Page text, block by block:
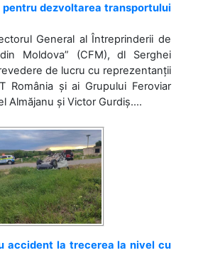
pentru dezvoltarea transportului
General al Întreprinderii de
Moldova” (CFM), dl Serghei
de lucru cu reprezentanții
România și ai Grupului Feroviar
Almăjanu și Victor Gurdiș....
accident la trecerea la nivel cu